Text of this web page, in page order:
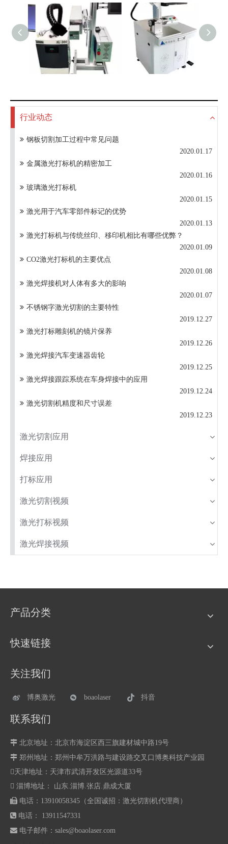
光纤飞行激光打标机 桌式光纤激光打标机
行业动态
钢板切割加工过程中常见问题
2020.01.17
金属激光打标机的精密加工
2020.01.16
玻璃激光打标机
2020.01.15
激光用于汽车零部件标记的优势
2020.01.13
激光打标机与传统丝印、移印机相比有哪些优弊？
2020.01.09
CO2激光打标机的主要优点
2020.01.08
激光焊接机对人体有多大的影响
2020.01.07
不锈钢字激光切割的主要特性
2019.12.27
激光打标雕刻机的镜片保养
2019.12.26
激光焊接汽车变速器齿轮
2019.12.25
激光焊接跟踪系统在车身焊接中的应用
2019.12.24
激光切割机精度和尺寸误差
2019.12.23
激光切割应用
焊接应用
打标应用
激光切割视频
激光打标视频
激光焊接视频
产品分类
快速链接
关注我们
博奥激光 boaolaser 抖音
联系我们
 北京地址：北京市海淀区西三旗建材城中路19号
 郑州地址： 郑州中牟万洪路与建设路交叉口博奥科技产业园
天津地址：天津市武清开发区光源道33号
 淄博地址： 山东.淄博.张店.鼎成大厦
 电话：13910058345（全国诚招：激光切割机代理商）
 电话： 13911547331
 电子邮件： sales@boaolaser.com